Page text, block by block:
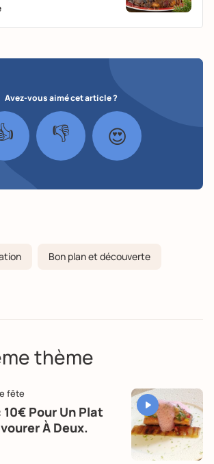
Avez-vous aimé cet article ?
👎 😍
Bon plan et découverte
thème
fête
Pour Un Plat
À Deux.